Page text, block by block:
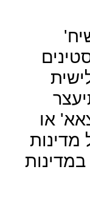
או
מדינות
במדינות